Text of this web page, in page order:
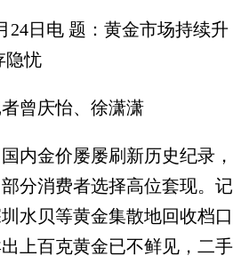
日电 题：黄金市场持续升
隐忧
曾庆怡、徐潇潇
金价屡屡刷新历史纪录，
分消费者选择高位套现。记
水贝等黄金集散地回收档口
上百克黄金已不鲜见，二手